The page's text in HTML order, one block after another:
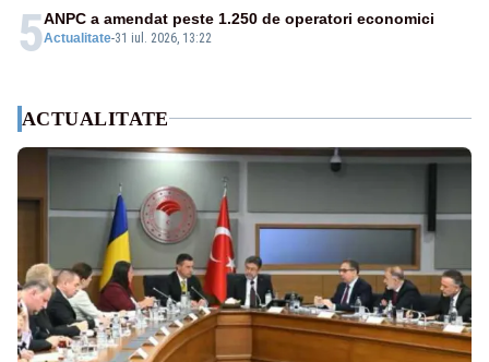
5Actualitate-31 iul. 2026, 13:22
ANPC a amendat peste 1.250 de operatori economici
ACTUALITATE